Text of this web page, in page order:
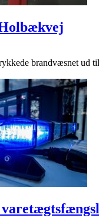
brandvæsnet ud